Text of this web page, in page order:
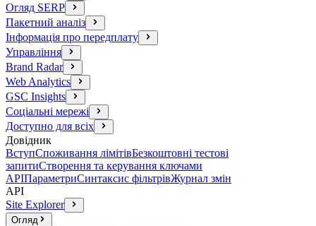
Огляд SERP
Пакетний аналіз
Інформація про передплату
Управління
Brand Radar
Web Analytics
GSC Insights
Соціальні мережі
Доступно для всіх
Довідник
ВступСпоживання лімітівБезкоштовні тестові
запитиСтворення та керування ключами
APIПараметриСинтаксис фільтрівЖурнал змін
API
Site Explorer
Огляд